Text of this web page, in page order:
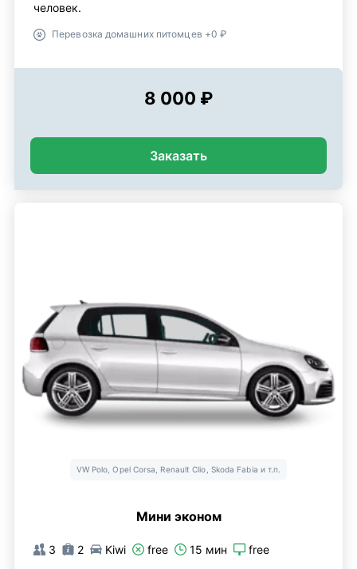
человек.
Перевозка домашних питомцев +0 ₽
8 000 ₽
Заказать
VW Polo, Opel Corsa, Renault Clio, Skoda Fabia и т.п.
Мини эконом
3 2 Kiwi free 15 мин free